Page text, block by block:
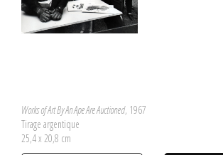
Works of Art By An Ape Are Auctioned, 1967
Tirage argentique
25,4 x 20,8 cm